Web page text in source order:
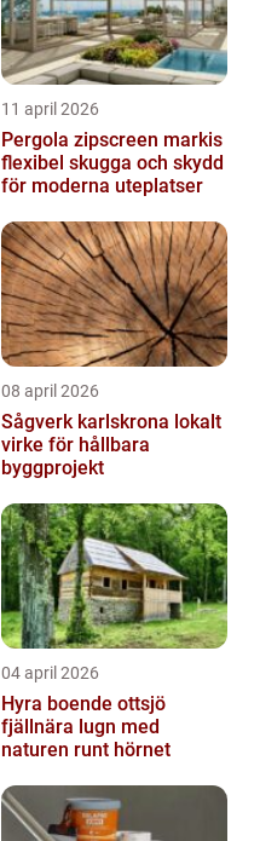
11 april 2026
Pergola zipscreen markis
flexibel skugga och skydd
för moderna uteplatser
08 april 2026
Sågverk karlskrona lokalt
virke för hållbara
byggprojekt
04 april 2026
Hyra boende ottsjö
fjällnära lugn med
naturen runt hörnet